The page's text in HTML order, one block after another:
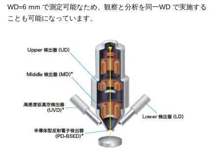
WD=6 mm で測定可能なため、観察と分析を同一WD で実施する
ことも可能になっています。